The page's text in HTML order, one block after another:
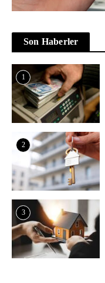
Son Haberler
1
2
3